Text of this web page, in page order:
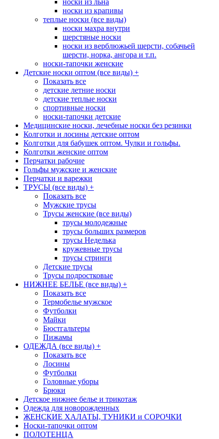
носки из крапивы
теплые носки (все виды)
носки махра внутри
шерстяные носки
носки из верблюжьей шерсти, собачьей
шерсти, норка, ангора и т.п.
носки-тапочки женские
Детские носки оптом (все виды) +
Показать все
детские летние носки
детские теплые носки
спортивные носки
носки-тапочки детские
Медицинские носки, лечебные носки без резинки
Колготки и лосины детские оптом
Колготки для бабушек оптом. Чулки и гольфы.
Колготки женские оптом
Перчатки рабочие
Гольфы мужские и женские
Перчатки и варежки
ТРУСЫ (все виды) +
Показать все
Мужские трусы
Трусы женские (все виды)
трусы молодежные
трусы больших размеров
трусы Неделька
кружевные трусы
трусы стринги
Детские трусы
Трусы подростковые
НИЖНЕЕ БЕЛЬЕ (все виды) +
Показать все
Термобелье мужское
Футболки
Майки
Бюстгальтеры
Пижамы
ОДЕЖДА (все виды) +
Показать все
Лосины
Футболки
Головные уборы
Брюки
Детское нижнее белье и трикотаж
Одежда для новорожденных
ЖЕНСКИЕ ХАЛАТЫ, ТУНИКИ и СОРОЧКИ
Носки-тапочки оптом
ПОЛОТЕНЦА